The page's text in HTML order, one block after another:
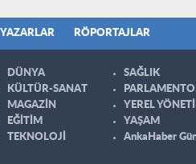
YAZARLAR RÖPORTAJLAR
DÜNYA
KÜLTÜR-SANAT
MAGAZİN
EĞİTİM
TEKNOLOJİ
SAĞLIK
PARLAMENTO
YEREL
YAŞAM
AnkaHaber